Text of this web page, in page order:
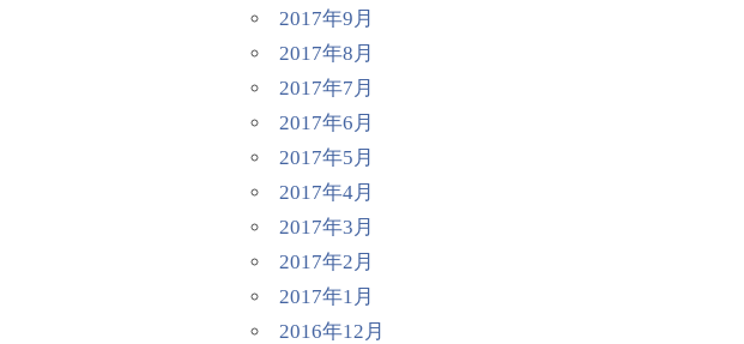
2017年9月
2017年8月
2017年7月
2017年6月
2017年5月
2017年4月
2017年3月
2017年2月
2017年1月
2016年12月